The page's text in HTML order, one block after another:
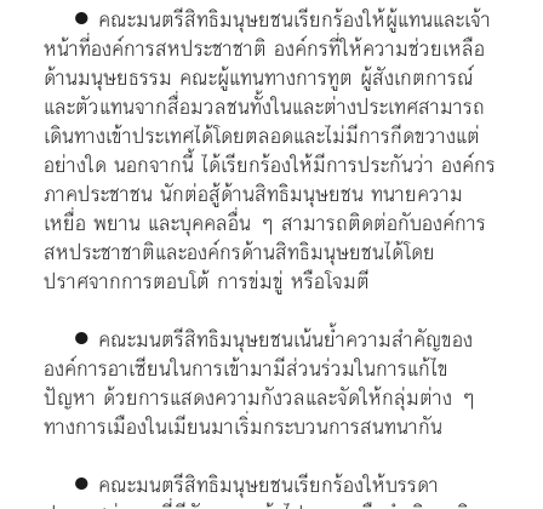
● คณะมนตรีสิทธิมนุษยชนเรียกร้องให้ผู้แทนและเจ้า
หน้าที่องค์การสหประชาชาติ องค์กรที่ให้ความช่วยเหลือ
ด้านมนุษยธรรม คณะผู้แทนทางการทูต ผู้สังเกตการณ์
และตัวแทนจากสื่อมวลชนทั้งในและต่างประเทศสามารถ
เดินทางเข้าประเทศได้โดยตลอดและไม่มีการกีดขวางแต่
อย่างใด นอกจากนี้ ได้เรียกร้องให้มีการประกันว่า องค์กร
ภาคประชาชน นักต่อสู้ด้านสิทธิมนุษยชน ทนายความ
เหยื่อ พยาน และบุคคลอื่น ๆ สามารถติดต่อกับองค์การ
สหประชาชาติและองค์กรด้านสิทธิมนุษยชนได้โดย
ปราศจากการตอบโต้ การข่มขู่ หรือโจมตี
● คณะมนตรีสิทธิมนุษยชนเน้นย้ำความสำคัญของ
องค์การอาเซียนในการเข้ามามีส่วนร่วมในการแก้ไข
ปัญหา ด้วยการแสดงความกังวลและจัดให้กลุ่มต่าง ๆ
ทางการเมืองในเมียนมาเริ่มกระบวนการสนทนากัน
● คณะมนตรีสิทธิมนุษยชนเรียกร้องให้บรรดา